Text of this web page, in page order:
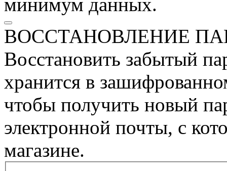
ВОССТАНОВЛЕНИЕ
Восстановить забытый
хранится в
чтобы получить новый
электронной почты, с
магазине.